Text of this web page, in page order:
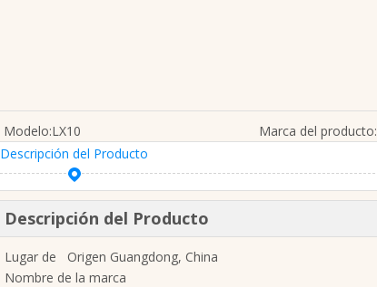
Modelo:LX10 Marca del producto:
Descripción del Producto
Descripción del Producto
Lugar de Origen Guangdong, China
Nombre de la marca